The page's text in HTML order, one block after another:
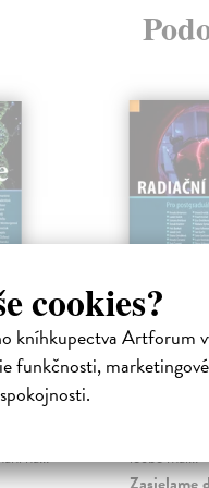
cookies?
kníhkupectva Artforum
funkčnosti,
na...
Šlampa
léčbě mal...